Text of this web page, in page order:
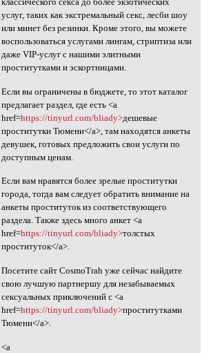
услуг, таких как экстремальный секс, лесби шоу
или минет без резинки. Кроме этого, вы можете
воспользоваться услугами лингам, стриптиза или
даже VIP-услуг с нашими элитными
проститутками и эскортницами.
Если вы ограничены в бюджете, то этот каталог
предлагает раздел, где есть <a
href=https://tinyurl.com/bliady>дешевые
проститутки Тюмени</a>, там находятся анкеты
девушек, готовых предложить свои услуги по
доступным ценам.
Если вам нравятся более зрелые проститутки
города, тогда вам следует обратить внимание на
анкеты проституток из соответствующего
раздела. Также здесь много анкет <a
href=https://tinyurl.com/bliady>толстых
проституток</a>.
Посетите сайт CosmoTrah уже сейчас найдите
свою лучшую партнершу для незабываемых
сексуальных приключений с <a
href=https://tinyurl.com/bliady>проститутками
Тюмени</a>.
<a